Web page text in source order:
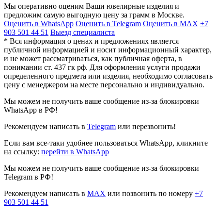
Мы оперативно оценим Ваши ювелирные изделия и
предложим самую выгодную цену за грамм в Москве.
Оценить в WhatsApp Оценить в Telegram Оценить в MAX +7
903 501 44 51 Выезд специалиста
* Вся информация о ценах и предложениях является
публичной информацией и носит информационный характер,
и не может рассматриваться, как публичная оферта, в
понимании ст. 437 гк рф. Для оформления услуги продажи
определенного предмета или изделия, необходимо согласовать
цену с менеджером на месте персонально и индивидуально.
Мы можем не получить ваше сообщение из-за блокировки
WhatsApp в РФ!
Рекомендуем написать в Telegram или перезвонить!
Если вам все-таки удобнее пользоваться WhatsApp, кликните
на ссылку: перейти в WhatsApp
Мы можем не получить ваше сообщение из-за блокировки
Telegram в РФ!
Рекомендуем написать в MAX или позвонить по номеру +7
903 501 44 51